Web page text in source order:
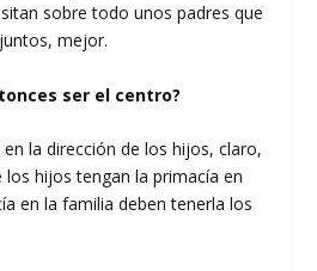
sobre todo unos padres que
mejor.
ser el centro?
la dirección de los hijos, claro,
hijos tengan la primacía en
en la familia deben tenerla los